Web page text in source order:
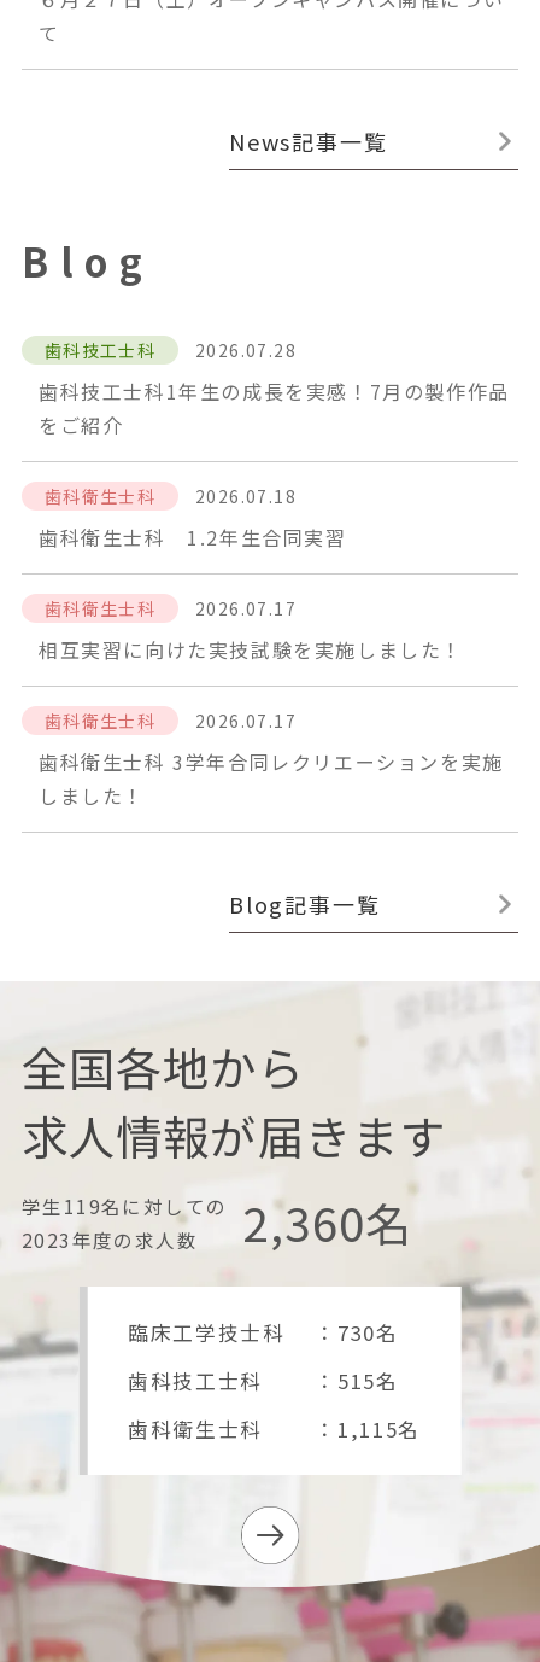
て
News記事一覧
Blog
歯科技工士科 2026.07.28
歯科技工士科1年生の成長を実感！7月の製作作品
をご紹介
歯科衛生士科 2026.07.18
歯科衛生士科 1.2年生合同実習
歯科衛生士科 2026.07.17
相互実習に向けた実技試験を実施しました！
歯科衛生士科 2026.07.17
歯科衛生士科 3学年合同レクリエーションを実施
しました！
Blog記事一覧
全国各地から
求人情報が届きます
学生119名に対しての
2023年度の求人数
2,360名
臨床工学技士科
：730名
歯科技工士科
：515名
歯科衛生士科
：1,115名